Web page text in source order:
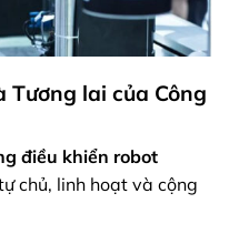
Tương lai của Công
điều khiển robot
chủ, linh hoạt và cộng